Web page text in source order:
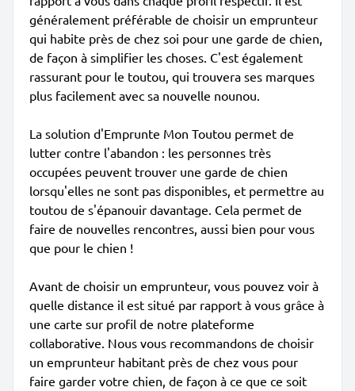
généralement préférable de choisir un emprunteur
qui habite près de chez soi pour une garde de chien,
de façon à simplifier les choses. C'est également
rassurant pour le toutou, qui trouvera ses marques
plus facilement avec sa nouvelle nounou.
La solution d'Emprunte Mon Toutou permet de
lutter contre l'abandon : les personnes très
occupées peuvent trouver une garde de chien
lorsqu'elles ne sont pas disponibles, et permettre au
toutou de s'épanouir davantage. Cela permet de
faire de nouvelles rencontres, aussi bien pour vous
que pour le chien !
Avant de choisir un emprunteur, vous pouvez voir à
quelle distance il est situé par rapport à vous grâce à
une carte sur profil de notre plateforme
collaborative. Nous vous recommandons de choisir
un emprunteur habitant près de chez vous pour
faire garder votre chien, de façon à ce que ce soit